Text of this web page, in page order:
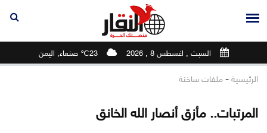
السبت , اغسطس 8 , 2026 23℃ صنعاء, اليمن
الرئيسية - ملفات ساخنة
المرتبات.. مأزق أنصار الله الخانق